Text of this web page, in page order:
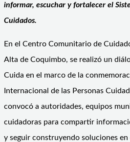
informar, escuchar y fortalecer el
Cuidados.
En el Centro Comunitario de
Alta de Coquimbo, se realizó un
Cuida en el marco de la
Internacional de las Personas
convocó a autoridades, equipos
cuidadoras para compartir
y seguir construyendo soluciones